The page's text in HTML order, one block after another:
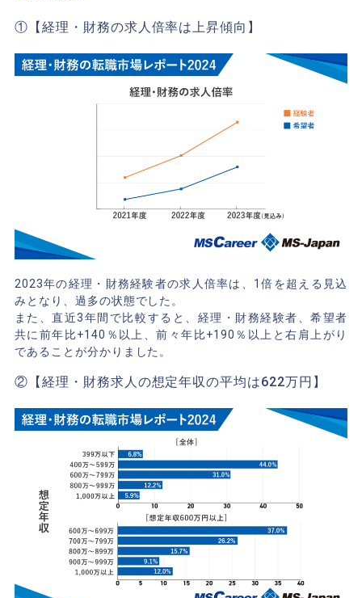
①【経理・財務の求人倍率は上昇傾向】
2023年の経理・財務経験者の求人倍率は、1倍を超える見込
みとなり、過多の状態でした。
また、直近3年間で比較すると、経理・財務経験者、希望者
共に前年比+140％以上、前々年比+190％以上と右肩上がり
であることが分かりました。
②【経理・財務求人の想定年収の平均は622万円】